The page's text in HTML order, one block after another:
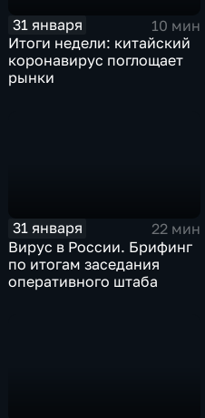
31 января
10 мин
Итоги недели: китайский
коронавирус поглощает
рынки
31 января
22 мин
Вирус в России. Брифинг
по итогам заседания
оперативного штаба